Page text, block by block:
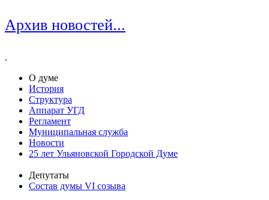
Архив новостей...
.
О думе
История
Структура
Аппарат УГД
Регламент
Муниципальная служба
Новости
25 лет Ульяновской Городской Думе
Депутаты
Состав думы VI созыва